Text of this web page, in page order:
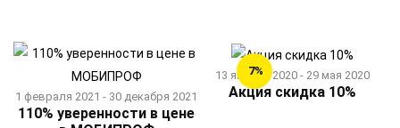
1 февраля 2021 - 30 декабря 2021
110% уверенности в цене
7%
13 января 2020 - 29 мая 2020
Акция скидка 10%